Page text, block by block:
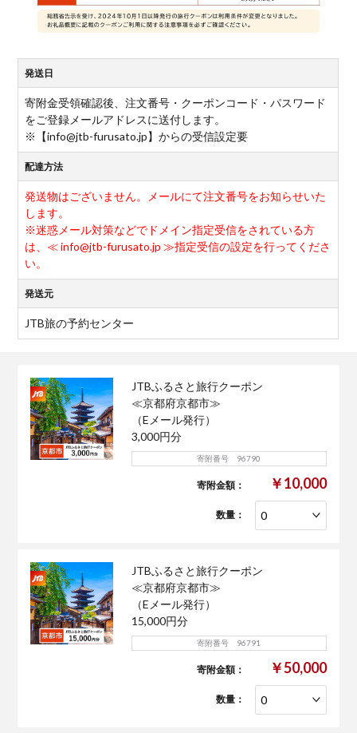
発送日
寄附金受領確認後、注文番号・クーポンコード・パスワード
をご登録メールアドレスに送付します。
※【info@jtb-furusato.jp】からの受信設定要
配達方法
発送物はございません。メールにて注文番号をお知らせいた
します。
※迷惑メール対策などでドメイン指定受信をされている方
は、≪ info@jtb-furusato.jp ≫指定受信の設定を行ってくださ
い。
発送元
JTB旅の予約センター
JTBふるさと旅行クーポン
≪京都府京都市≫
（Eメール発行）
3,000円分
寄附番号 96790
寄附金額： ￥10,000
数量：
JTBふるさと旅行クーポン
≪京都府京都市≫
（Eメール発行）
15,000円分
寄附番号 96791
寄附金額： ￥50,000
数量：